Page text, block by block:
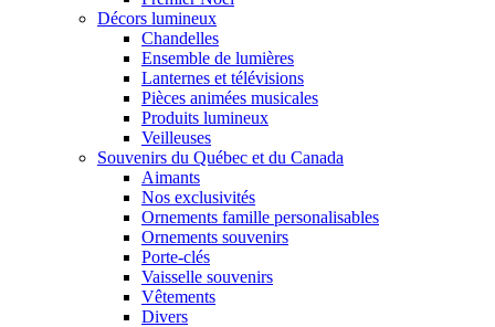
Décors lumineux
Chandelles
Ensemble de lumières
Lanternes et télévisions
Pièces animées musicales
Produits lumineux
Veilleuses
Souvenirs du Québec et du Canada
Aimants
Nos exclusivités
Ornements famille personalisables
Ornements souvenirs
Porte-clés
Vaisselle souvenirs
Vêtements
Divers